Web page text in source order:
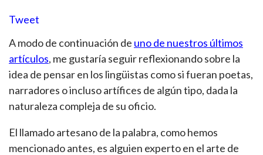
Tweet
A modo de continuación de uno de nuestros últimos
artículos, me gustaría seguir reflexionando sobre la
idea de pensar en los lingüistas como si fueran poetas,
narradores o incluso artífices de algún tipo, dada la
naturaleza compleja de su oficio.
El llamado artesano de la palabra, como hemos
mencionado antes, es alguien experto en el arte de